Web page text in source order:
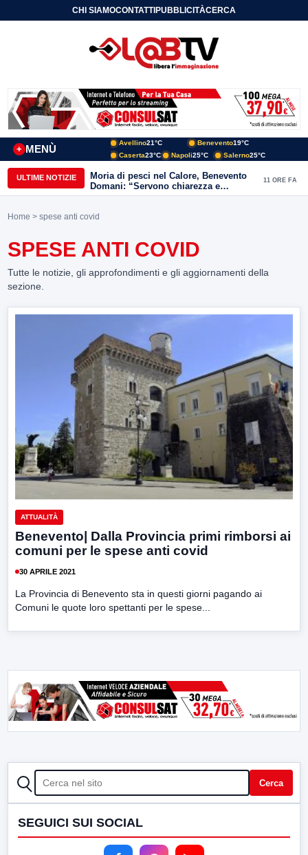
CHI SIAMOCONTATTIPUBBLICITÀCERCA
MENÙ
+
Avellino21°C Benevento19°C
Caserta23°C Napoli25°C Salerno25°C
ULTIME NOTIZIE
Moria di pesci nel Calore, Benevento
Domani: “Servono chiarezza e
approfondimenti sulla gestione
11 ORE FA
Home > spese anti covid
SPESE ANTI COVID
Tutte le notizie, gli approfondimenti e gli aggiornamenti della
sezione.
ATTUALITÀ
Benevento| Dalla Provincia primi rimborsi ai
comuni per le spese anti covid
30 APRILE 2021
La Provincia di Benevento sta in questi giorni pagando ai
Comuni le quote loro spettanti per le spese...
CERCA Cerca
SEGUICI SUI SOCIAL